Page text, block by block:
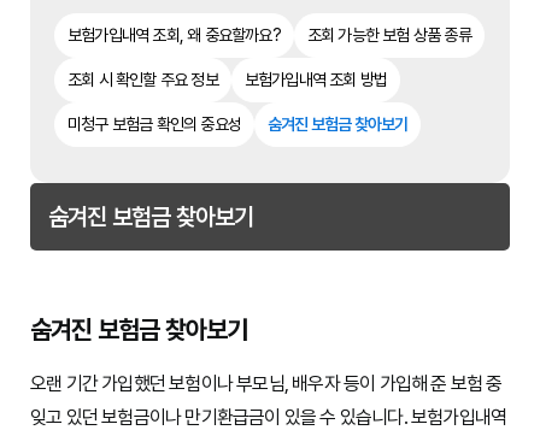
보험가입내역 조회, 왜 중요할까요? 조회 가능한 보험 상품 종류
조회 시 확인할 주요 정보 보험가입내역 조회 방법
미청구 보험금 확인의 중요성 숨겨진 보험금 찾아보기
숨겨진 보험금 찾아보기
숨겨진 보험금 찾아보기
오랜 기간 가입했던 보험이나 부모님, 배우자 등이 가입해 준 보험 중
잊고 있던 보험금이나 만기환급금이 있을 수 있습니다. 보험가입내역